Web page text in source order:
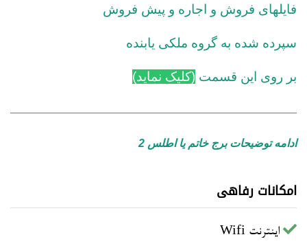
فایلهای فروش و اجاره و پیش فروش
سپرده شده به گروه ملکی یابنده
بر روی این قسمت (کلیک نماید)
ادامه توضیحات برج خاتم یا اطلس 2
امکانات رفاهی
اینترنت Wifi